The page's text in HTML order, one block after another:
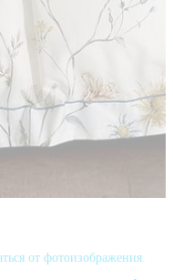
от фотоизображения.